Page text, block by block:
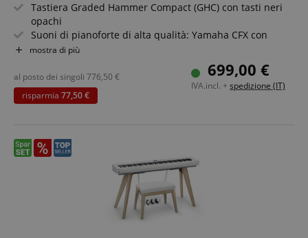
Tastiera Graded Hammer Compact (GHC) con tasti neri
opachi
Suoni di pianoforte di alta qualità: Yamaha CFX con
tecnologia Virtual Resonance Modeling lite (VRM lite)
Colori timbrici: 24 suoni inclusi Dual, Split e Duo mode
303 brani per l?apprendimento disponibili tramite l?app
Smart Pianist
USB-to-Host MIDI & Audio
metodo per pianoforte
mostra di più
699,00 €
IVA.incl. + spedizione (IT)
al posto dei singoli 776,50 €
risparmia 77,50 €